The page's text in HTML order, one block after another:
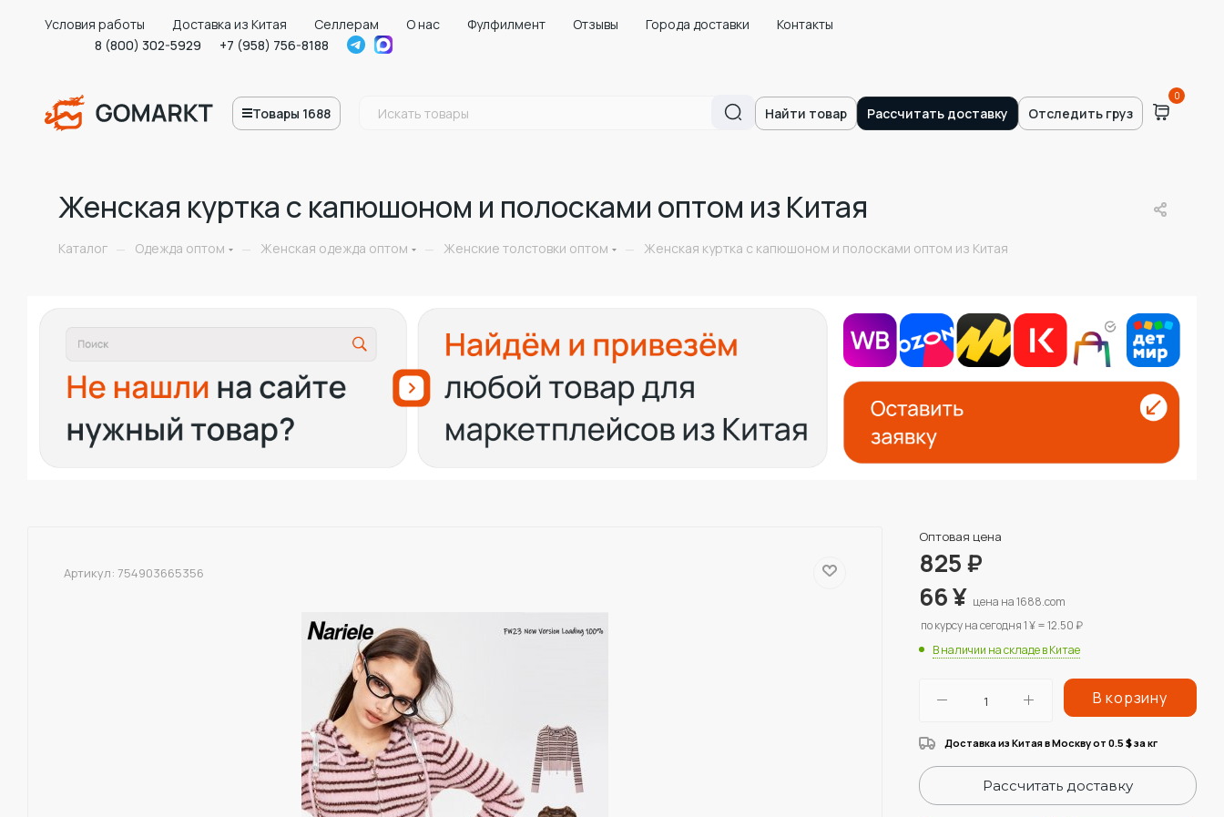
Условия работы Доставка из Китая Селлерам О нас Фулфилмент Отзывы Города доставки
Контакты
8 (800) 302-5929
+7 (958) 756-8188
Товары 1688 Найти товар Рассчитать доставку Отследить груз
0
Женская куртка с капюшоном и полосками оптом из Китая
Каталог — Одежда оптом — Женская одежда оптом — Женские толстовки оптом — Женская куртка с капюшоном и полосками оптом из Китая
Артикул: 754903665356
Оптовая цена
825₽
66¥ цена на 1688.com
по курсу на сегодня 1 ¥ = 12.50 ₽
В наличии на складе в Китае
В корзину
Доставка из Китая в Москву от 0.5 $за кг
Рассчитать доставку